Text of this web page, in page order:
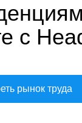
с
рынок труда